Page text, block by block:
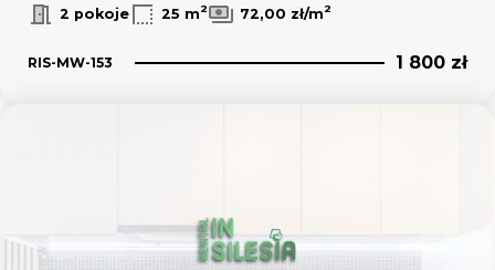
2 pokoje
25 m2 72,00 zł/m2
RIS-MW-153 1 800 zł